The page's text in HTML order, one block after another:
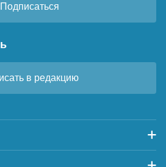
Подписаться
в редакцию